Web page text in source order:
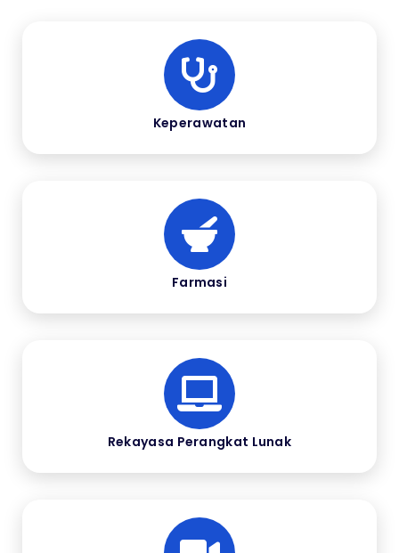
Keperawatan
Farmasi
Rekayasa Perangkat Lunak